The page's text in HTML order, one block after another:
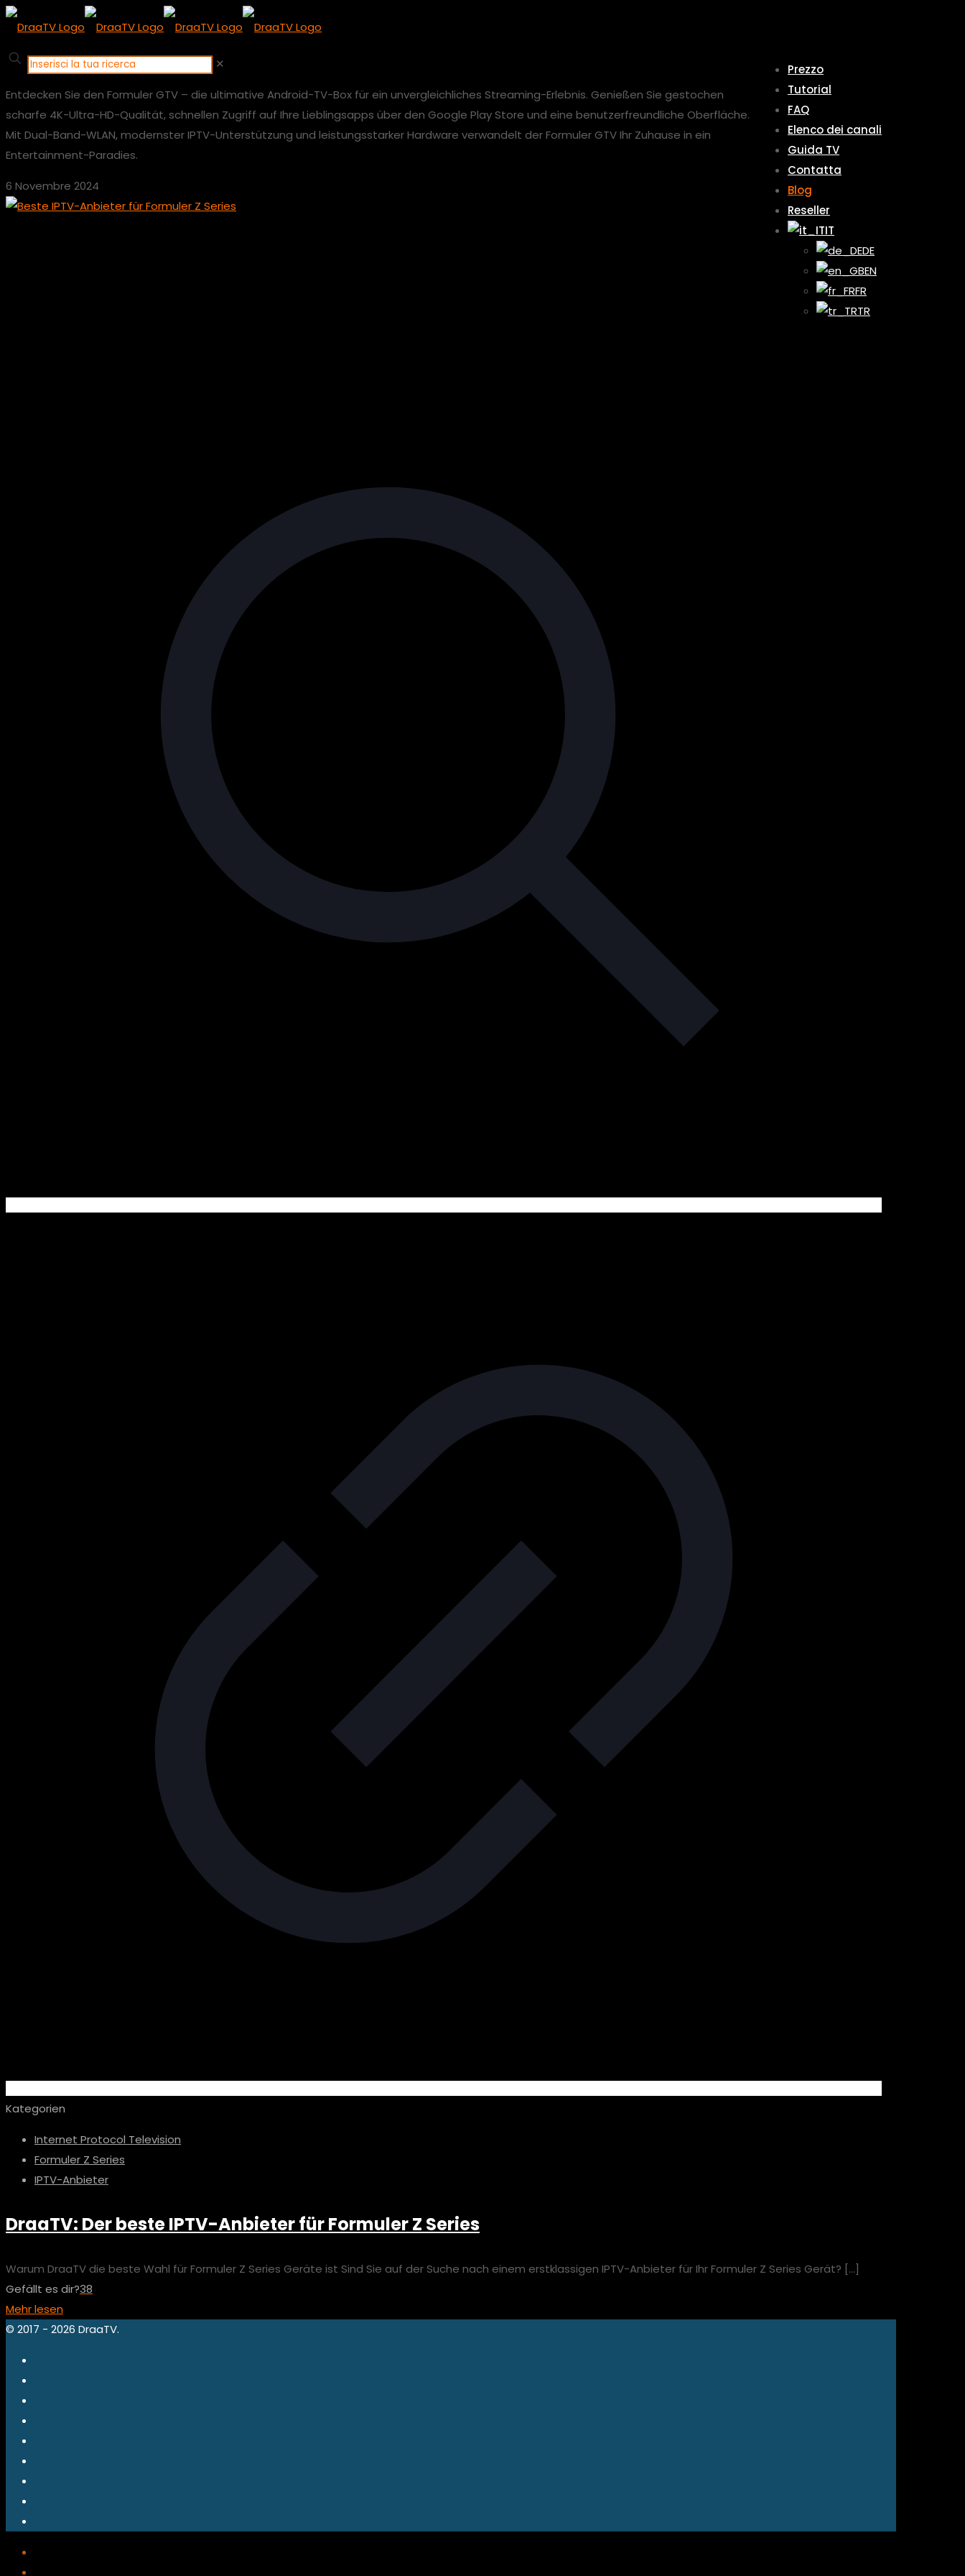
Prezzo
Tutorial
FAQ
Elenco dei canali
Guida TV
Contatta
Blog
Reseller
IT
DE
EN
FR
TR
✕
Entdecken Sie den Formuler GTV – die ultimative Android-TV-Box für ein unvergleichliches Streaming-Erlebnis. Genießen Sie gestochen
scharfe 4K-Ultra-HD-Qualität, schnellen Zugriff auf Ihre Lieblingsapps über den Google Play Store und eine benutzerfreundliche Oberfläche.
Mit Dual-Band-WLAN, modernster IPTV-Unterstützung und leistungsstarker Hardware verwandelt der Formuler GTV Ihr Zuhause in ein
Entertainment-Paradies.
6 Novembre 2024
Kategorien
Internet Protocol Television
Formuler Z Series
IPTV-Anbieter
DraaTV: Der beste IPTV-Anbieter für Formuler Z Series
Warum DraaTV die beste Wahl für Formuler Z Series Geräte ist Sind Sie auf der Suche nach einem erstklassigen IPTV-Anbieter für Ihr Formuler Z Series Gerät? […]
Gefällt es dir?38
Mehr lesen
© 2017 - 2026 DraaTV.